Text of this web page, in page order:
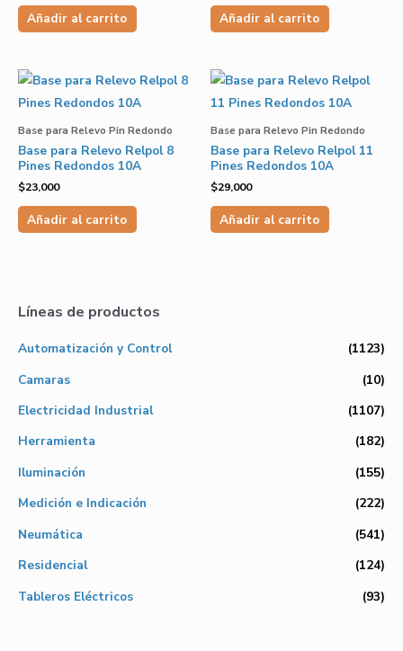
Líneas de productos
Automatización y Control
(1123)
Camaras
(10)
Electricidad Industrial
(1107)
Herramienta
(182)
Iluminación
(155)
Medición e Indicación
(222)
Neumática
(541)
Residencial
(124)
Tableros Eléctricos
(93)
Añadir al carrito Añadir al carrito
Base para Relevo Pin Redondo
Base para Relevo Relpol 8
Pines Redondos 10A
$23,000
Añadir al carrito
Base para Relevo Pin Redondo
Base para Relevo Relpol 11
Pines Redondos 10A
$29,000
Añadir al carrito